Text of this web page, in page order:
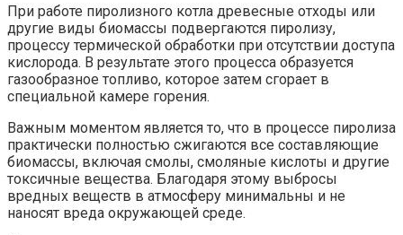
При работе пиролизного котла древесные отходы или
другие виды биомассы подвергаются пиролизу,
процессу термической обработки при отсутствии доступа
кислорода. В результате этого процесса образуется
газообразное топливо, которое затем сгорает в
специальной камере горения.
Важным моментом является то, что в процессе пиролиза
практически полностью сжигаются все составляющие
биомассы, включая смолы, смоляные кислоты и другие
токсичные вещества. Благодаря этому выбросы
вредных веществ в атмосферу минимальны и не
наносят вреда окружающей среде.